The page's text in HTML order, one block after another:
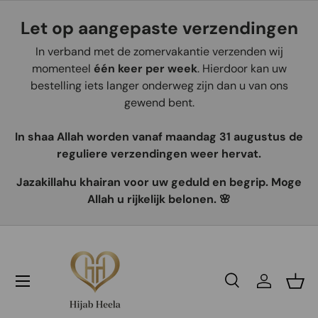
Aller au contenu
Let op aangepaste verzendingen
In verband met de zomervakantie verzenden wij
momenteel één keer per week. Hierdoor kan uw
bestelling iets langer onderweg zijn dan u van ons
gewend bent.
In shaa Allah worden vanaf maandag 31 augustus de
reguliere verzendingen weer hervat.
Jazakillahu khairan voor uw geduld en begrip. Moge
Allah u rijkelijk belonen. 🌸
Recherche
Se